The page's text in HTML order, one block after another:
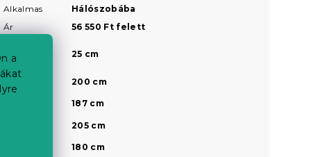
a
Alkalmas
Hálószobába
Ár
56 550 Ft felett
magassága
25 cm
200 cm
187 cm
205 cm
180 cm